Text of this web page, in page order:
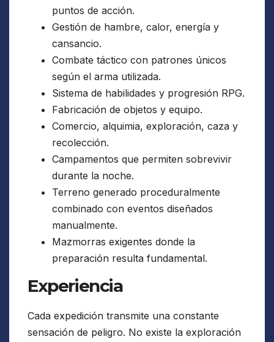
puntos de acción.
Gestión de hambre, calor, energía y
cansancio.
Combate táctico con patrones únicos
según el arma utilizada.
Sistema de habilidades y progresión RPG.
Fabricación de objetos y equipo.
Comercio, alquimia, exploración, caza y
recolección.
Campamentos que permiten sobrevivir
durante la noche.
Terreno generado proceduralmente
combinado con eventos diseñados
manualmente.
Mazmorras exigentes donde la
preparación resulta fundamental.
Experiencia
Cada expedición transmite una constante
sensación de peligro. No existe la exploración